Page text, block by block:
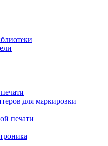
для маркировки
печати